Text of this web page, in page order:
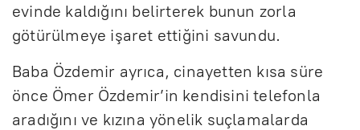
evinde kaldığını belirterek bunun zorla
götürülmeye işaret ettiğini savundu.
Baba Özdemir ayrıca, cinayetten kısa süre
önce Ömer Özdemir’in kendisini telefonla
aradığını ve kızına yönelik suçlamalarda